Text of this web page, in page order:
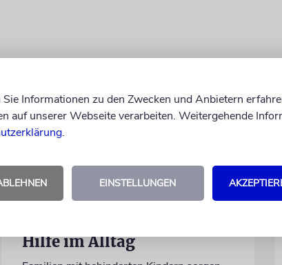
Hilfe im Alltag
Informationen zu den Zwecken und Anbietern
auf unserer Webseite verarbeiten. Weitergehende
.
EINSTELLUNGEN